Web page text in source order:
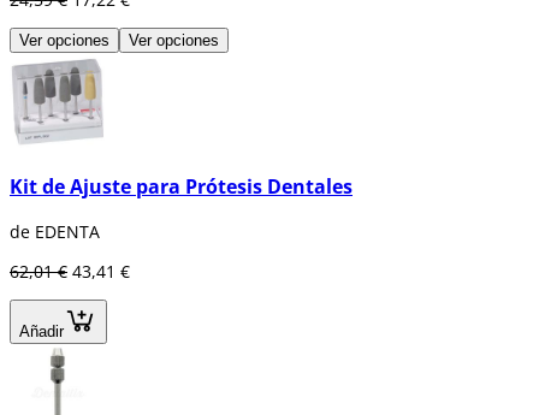
Ver opciones Ver opciones
Kit de Ajuste para Prótesis Dentales
de EDENTA
62,01 € 43,41 €
Añadir